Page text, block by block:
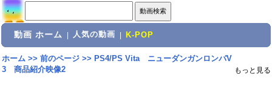
動画 ホーム 人気の動画 K-POP
ホーム>> 前のページ>> PS4/PS Vita ニューダンガンロンパV
3 商品紹介映像2
もっと見る